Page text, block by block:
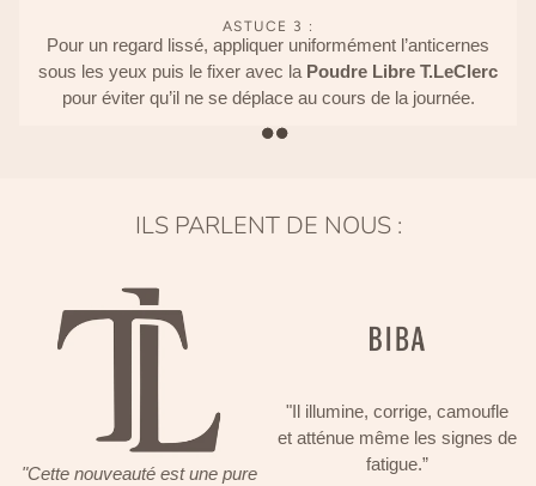
ASTUCE 3 :
Pour un regard lissé, appliquer uniformément l’anticernes
sous les yeux puis le fixer avec la Poudre Libre T.LeClerc
pour éviter qu’il ne se déplace au cours de la journée.
ILS PARLENT DE NOUS :
"Cette nouveauté est une pure
"Il illumine, corrige, camoufle
et atténue même les signes de
fatigue.”